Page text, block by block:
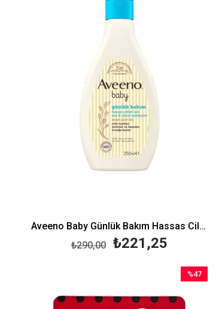
Aveeno Baby Günlük Bakım Hassas Ciltler İçin Saç ve Vücut Şampuanı 250 ml
₺221,25
₺290,00
%47
%47İndirim